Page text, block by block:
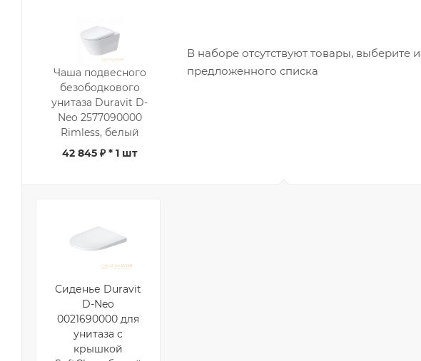
Чаша подвесного
безободкового
унитаза Duravit D-
Neo 2577090000
Rimless, белый
42 845 ₽ * 1 шт
В наборе отсутствуют товары, выберите
предложенного списка
Сиденье Duravit
D-Neo
0021690000 для
унитаза с
крышкой